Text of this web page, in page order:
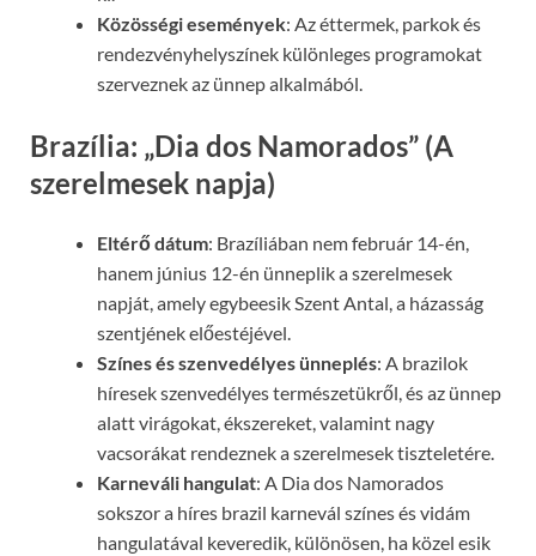
Közösségi események: Az éttermek, parkok és
rendezvényhelyszínek különleges programokat
szerveznek az ünnep alkalmából.
Brazília: „Dia dos Namorados” (A
szerelmesek napja)
Eltérő dátum: Brazíliában nem február 14-én,
hanem június 12-én ünneplik a szerelmesek
napját, amely egybeesik Szent Antal, a házasság
szentjének előestéjével.
Színes és szenvedélyes ünneplés: A brazilok
híresek szenvedélyes természetükről, és az ünnep
alatt virágokat, ékszereket, valamint nagy
vacsorákat rendeznek a szerelmesek tiszteletére.
Karneváli hangulat: A Dia dos Namorados
sokszor a híres brazil karnevál színes és vidám
hangulatával keveredik, különösen, ha közel esik